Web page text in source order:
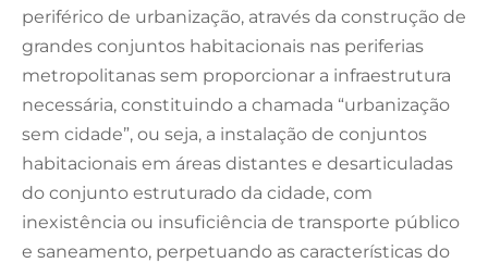
periférico de urbanização, através da construção de
grandes conjuntos habitacionais nas periferias
metropolitanas sem proporcionar a infraestrutura
necessária, constituindo a chamada “urbanização
sem cidade”, ou seja, a instalação de conjuntos
habitacionais em áreas distantes e desarticuladas
do conjunto estruturado da cidade, com
inexistência ou insuficiência de transporte público
e saneamento, perpetuando as características do